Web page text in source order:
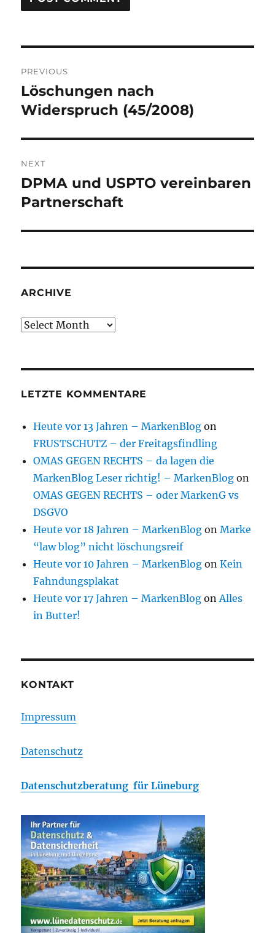
navigation
PREVIOUS
Previous
post:
Löschungen nach
Widerspruch (45/2008)
NEXT
Next
post:
DPMA und USPTO vereinbaren
Partnerschaft
ARCHIVE
Archive
LETZTE KOMMENTARE
Heute vor 13 Jahren – MarkenBlog on
FRUSTSCHUTZ – der Freitagsfindling
OMAS GEGEN RECHTS – da lagen die
MarkenBlog Leser richtig! – MarkenBlog on
OMAS GEGEN RECHTS – oder MarkenG vs
DSGVO
Heute vor 18 Jahren – MarkenBlog onMarke
“law blog” nicht löschungsreif
Heute vor 10 Jahren – MarkenBlog onKein
Fahndungsplakat
Heute vor 17 Jahren – MarkenBlog onAlles
in Butter!
KONTAKT
Impressum
Datenschutz
Datenschutzberatung für Lüneburg